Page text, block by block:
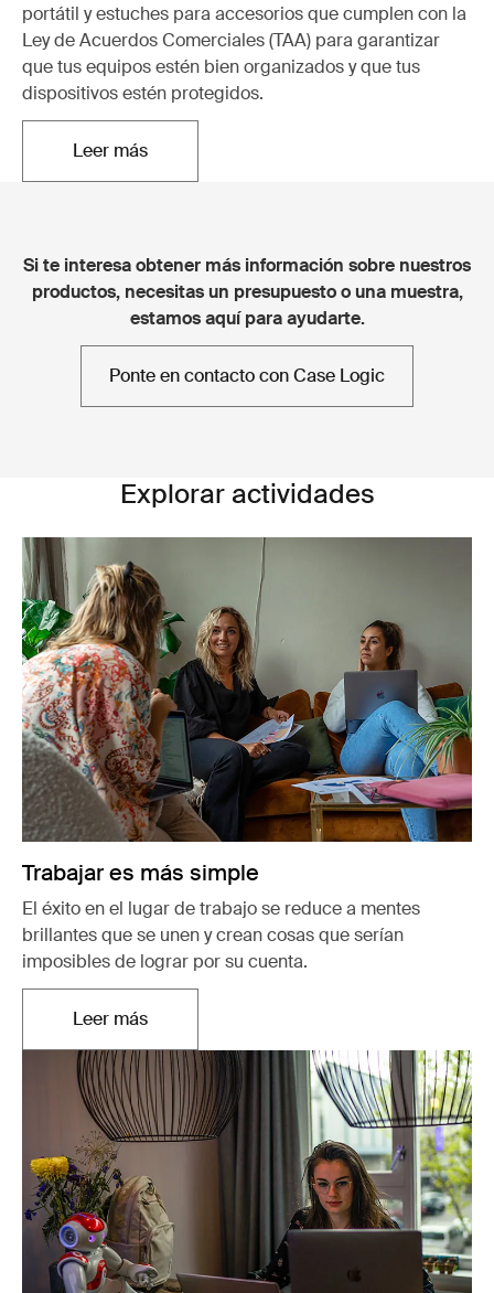
portátil y estuches para accesorios que cumplen con la
Ley de Acuerdos Comerciales (TAA) para garantizar
que tus equipos estén bien organizados y que tus
dispositivos estén protegidos.
Leer másSe abre en una nueva pestaña
Si te interesa obtener más información sobre nuestros
productos, necesitas un presupuesto o una muestra,
estamos aquí para ayudarte.
Ponte en contacto con Case Logic
Explorar actividades
Trabajar es más simple
El éxito en el lugar de trabajo se reduce a mentes
brillantes que se unen y crean cosas que serían
imposibles de lograr por su cuenta.
Leer másSe abre en una nueva pestaña